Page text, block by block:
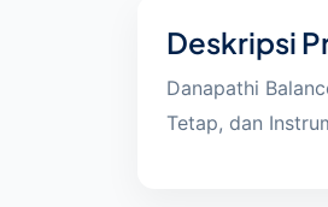
Deskripsi
Danapathi
Tetap, dan